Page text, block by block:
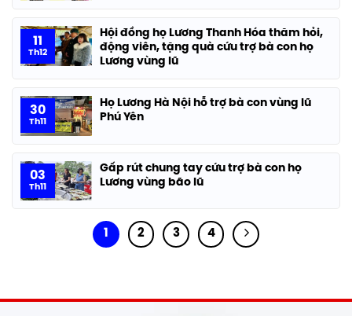
Hội đồng họ Lương Thanh Hóa thăm hỏi,
động viên, tặng quà cứu trợ bà con họ
Lương vùng lũ
11
Th12
Họ Lương Hà Nội hỗ trợ bà con vùng lũ
Phú Yên
30
Th11
Gấp rút chung tay cứu trợ bà con họ
Lương vùng bão lũ
03
Th11
1 2 3 4